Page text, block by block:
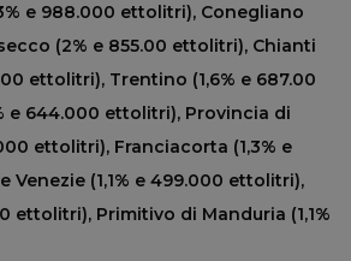
e 988.000 ettolitri), Conegliano
(2% e 855.00 ettolitri), Chianti
ettolitri), Trentino (1,6% e 687.00
e 644.000 ettolitri), Provincia di
ettolitri), Franciacorta (1,3% e
Venezie (1,1% e 499.000 ettolitri),
ettolitri), Primitivo di Manduria (1,1%